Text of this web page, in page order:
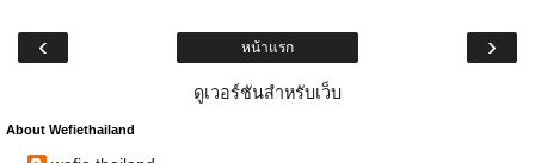
‹ ›
หน้าแรก
ดูเวอร์ชันสำหรับเว็บ
About Wefiethailand